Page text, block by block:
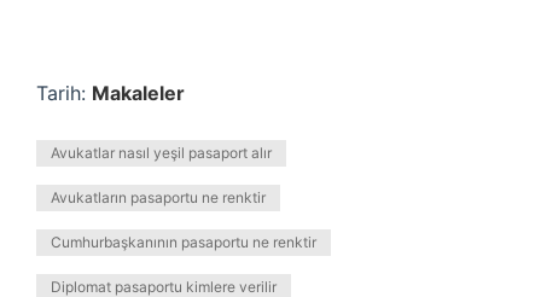
Tarih: Makaleler
Avukatlar nasıl yeşil pasaport alır
Avukatların pasaportu ne renktir
Cumhurbaşkanının pasaportu ne renktir
Diplomat pasaportu kimlere verilir